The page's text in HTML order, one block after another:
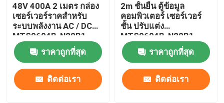
48V 400A 2 เมตร กล่อง
เซอร์เวอร์ราคสําหรับ
ระบบพลังงาน AC / DC
MTS9604B-N20B1
ราคาถูกที่สุด
ติดต่อเรา
2m ชั้นยืน ตู้ข้อมูล
คอมพิวเตอร์ เซอร์เวอร์
ชั้น ปรับแต่ง
MTS9604B-N20B1
ราคาถูกที่สุด
ติดต่อเรา